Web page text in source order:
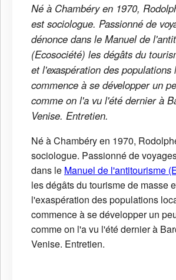
Né à Chambéry en 1970,
est sociologue. Passionné de
dénonce dans le Manuel de
(Ecosociété) les dégâts du
et l'exaspération des populations
commence à se développer un
comme on l'a vu l'été dernier à
Venise. Entretien.
Né à Chambéry en 1970,
sociologue. Passionné de
dans le Manuel de l'antitourisme
les dégâts du tourisme de masse
l'exaspération des populations
commence à se développer un
comme on l'a vu l'été dernier à
Venise. Entretien.